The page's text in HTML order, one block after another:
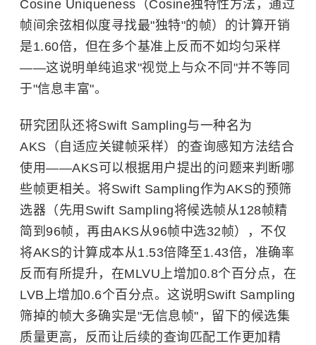
Cosine Uniqueness（Cosine独特性方法，通过
帧间余弦相似度寻找最"独特"的帧）的计算开销
是1.60倍，但在多个基准上反而不如均匀采样
——这说明单纯追求"视觉上与众不同"并不等同
于"信息丰富"。
研究团队还将Swift Sampling与一种名为
AKS（自适应关键帧采样）的查询感知方法结合
使用——AKS可以根据用户提出的问题来判断哪
些帧更相关。将Swift Sampling作为AKS的预筛
选器（先用Swift Sampling将候选帧从128帧精
简到96帧，再由AKS从96帧中选32帧），不仅
将AKS的计算成本从1.53倍降至1.43倍，准确率
反而有所提升，在MLVU上增加0.8个百分点，在
LVB上增加0.6个百分点。这说明Swift Sampling
筛掉的帧大多确实是"无信息帧"，留下的候选集
质量更高，反而让后续的查询匹配工作更加精